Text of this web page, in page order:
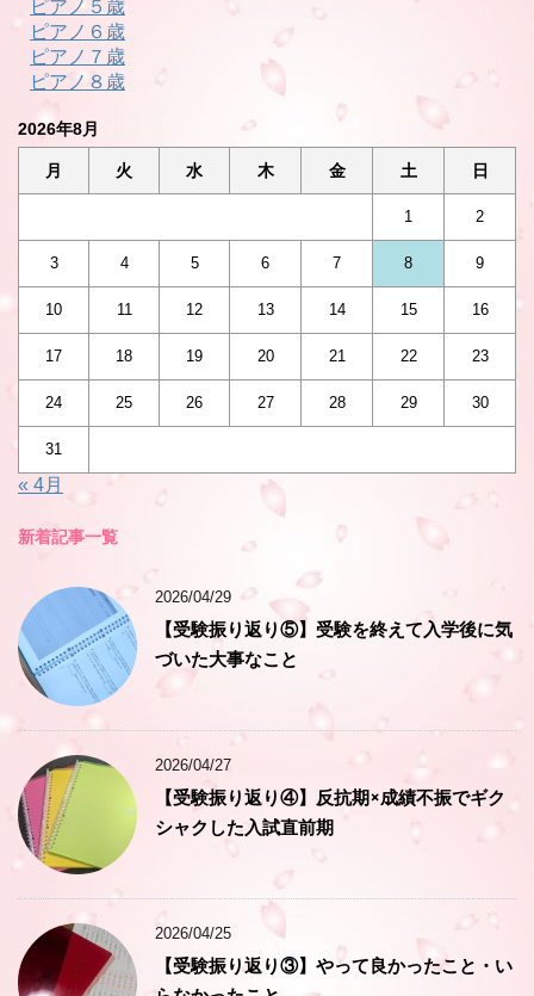
ピアノ５歳
ピアノ６歳
ピアノ７歳
ピアノ８歳
2026年8月
月 火 水 木 金 土 日
1 2
3 4 5 6 7 8 9
10 11 12 13 14 15 16
17 18 19 20 21 22 23
24 25 26 27 28 29 30
31
« 4月
新着記事一覧
2026/04/29
【受験振り返り⑤】受験を終えて入学後に気
づいた大事なこと
2026/04/27
【受験振り返り④】反抗期×成績不振でギク
シャクした入試直前期
2026/04/25
【受験振り返り③】やって良かったこと・い